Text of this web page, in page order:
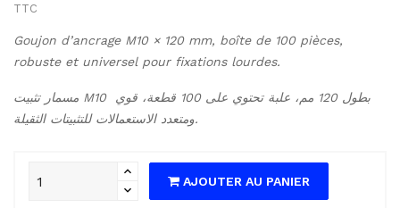
TTC
Goujon d’ancrage M10 × 120 mm, boîte de 100 pièces,
robuste et universel pour fixations lourdes.
مسمار تثبيت M10 بطول 120 مم، علبة تحتوي على 100 قطعة، قوي
ومتعدد الاستعمالات للتثبيتات الثقيلة.
AJOUTER AU PANIER